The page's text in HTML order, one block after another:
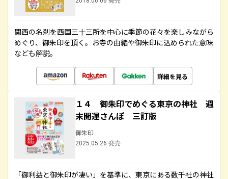
関西の名刹を西国三十三所を中心に季節の花々を楽しみながら
めぐり、御朱印を頂く。お寺の由緒や御朱印に込められた意味
なども解説。
詳細を見る
１４ 御朱印でめぐる東京の神社 週
末開運さんぽ 三訂版
御朱印
2025.05.26 発売
「御利益と御朱印が凄い」を基準に、東京にある数千社の神社